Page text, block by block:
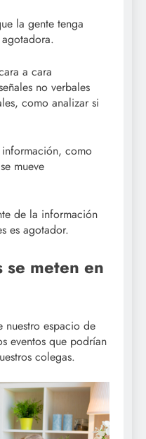
la gente tenga
a cara
no verbales
como analizar si
como
mueve
de la información
es agotador.
meten en
nuestro espacio de
eventos que podrían
colegas.